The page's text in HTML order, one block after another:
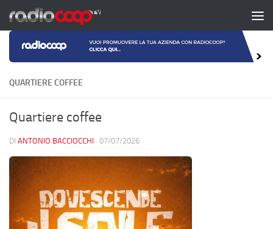
Salta al contenuto
QUARTIERE COFFEE
Quartiere coffee
DI ANTONIO BACCIOCCHI · 07/07/2026